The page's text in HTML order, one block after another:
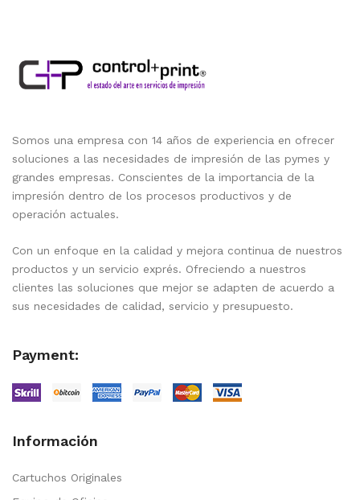
Somos una empresa con 14 años de experiencia en ofrecer
soluciones a las necesidades de impresión de las pymes y
grandes empresas. Conscientes de la importancia de la
impresión dentro de los procesos productivos y de
operación actuales.
Con un enfoque en la calidad y mejora continua de nuestros
productos y un servicio exprés. Ofreciendo a nuestros
clientes las soluciones que mejor se adapten de acuerdo a
sus necesidades de calidad, servicio y presupuesto.
Payment:
Información
Cartuchos Originales